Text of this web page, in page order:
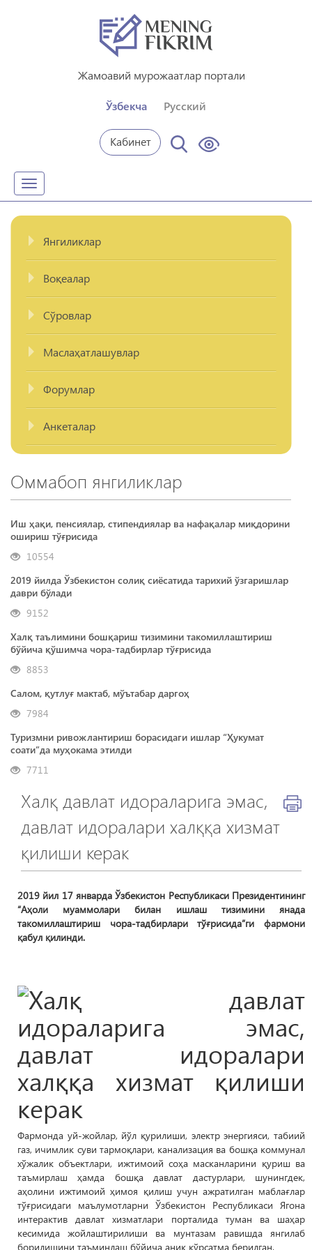
Жамоавий мурожаатлар портали
Ўзбекча Русский
Кабинет
Toggle
navigation
Янгиликлар
Воқеалар
Сўровлар
Маслаҳатлашувлар
Форумлар
Анкеталар
Оммабоп янгиликлар
Иш ҳақи, пенсиялар, стипендиялар ва нафақалар миқдорини
ошириш тўғрисида
10554
2019 йилда Ўзбекистон солиқ сиёсатида тарихий ўзгаришлар
даври бўлади
9152
Халқ таълимини бошқариш тизимини такомиллаштириш
бўйича қўшимча чора-тадбирлар тўғрисида
8853
Салом, қутлуғ мактаб, мўътабар даргоҳ
7984
Туризмни ривожлантириш борасидаги ишлар “Ҳукумат
соати”да муҳокама этилди
7711
Халқ давлат идораларига эмас,
давлат идоралари халққа хизмат
қилиши керак
2019 йил 17 январда Ўзбекистон Республикаси Президентининг
“Аҳоли муаммолари билан ишлаш тизимини янада
такомиллаштириш чора-тадбирлари тўғрисида”ги фармони
қабул қилинди.
Фармонда уй-жойлар, йўл қурилиши, электр энергияси, табиий
газ, ичимлик суви тармоқлари, канализация ва бошқа коммунал
хўжалик объектлари, ижтимоий соҳа масканларини қуриш ва
таъмирлаш ҳамда бошқа давлат дастурлари, шунингдек,
аҳолини ижтимоий ҳимоя қилиш учун ажратилган маблағлар
тўғрисидаги маълумотларни Ўзбекистон Республикаси Ягона
интерактив давлат хизматлари порталида туман ва шаҳар
кесимида жойлаштирилиши ва мунтазам равишда янгилаб
борилишини таъминлаш бўйича аниқ кўрсатма берилган.